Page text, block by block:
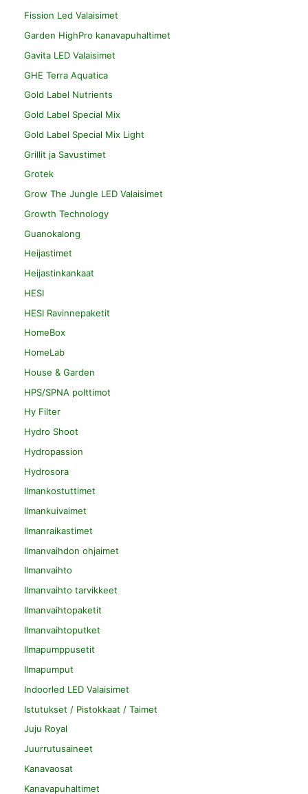
Fission Led Valaisimet
Garden HighPro kanavapuhaltimet
Gavita LED Valaisimet
GHE Terra Aquatica
Gold Label Nutrients
Gold Label Special Mix
Gold Label Special Mix Light
Grillit ja Savustimet
Grotek
Grow The Jungle LED Valaisimet
Growth Technology
Guanokalong
Heijastimet
Heijastinkankaat
HESI
HESI Ravinnepaketit
HomeBox
HomeLab
House & Garden
HPS/SPNA polttimot
Hy Filter
Hydro Shoot
Hydropassion
Hydrosora
Ilmankostuttimet
Ilmankuivaimet
Ilmanraikastimet
Ilmanvaihdon ohjaimet
Ilmanvaihto
Ilmanvaihto tarvikkeet
Ilmanvaihtopaketit
Ilmanvaihtoputket
Ilmapumppusetit
Ilmapumput
Indoorled LED Valaisimet
Istutukset / Pistokkaat / Taimet
Juju Royal
Juurrutusaineet
Kanavaosat
Kanavapuhaltimet